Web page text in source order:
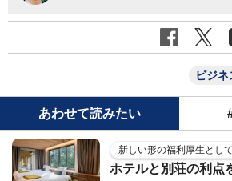
ビジネ
あわせて読みたい
新しい形の福利厚生とし
ホテルと別荘の利